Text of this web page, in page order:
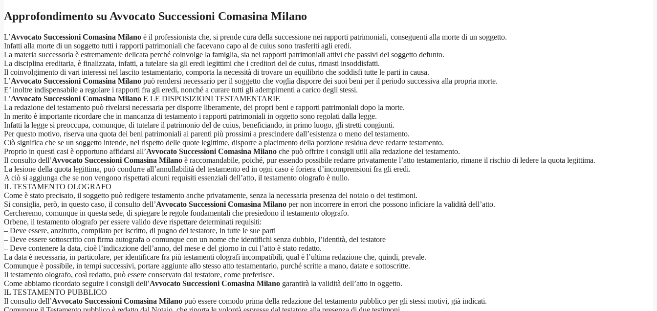
Approfondimento su Avvocato Successioni Comasina Milano
L’Avvocato Successioni Comasina Milano è il professionista che, si prende cura della successione nei rapporti patrimoniali, conseguenti alla morte di un soggetto.
Infatti alla morte di un soggetto tutti i rapporti patrimoniali che facevano capo al de cuius sono trasferiti agli eredi.
La materia successoria è estremamente delicata perché coinvolge la famiglia, sia nei rapporti patrimoniali attivi che passivi del soggetto defunto.
La disciplina ereditaria, è finalizzata, infatti, a tutelare sia gli eredi legittimi che i creditori del de cuius, rimasti insoddisfatti.
Il coinvolgimento di vari interessi nel lascito testamentario, comporta la necessità di trovare un equilibrio che soddisfi tutte le parti in causa.
L’Avvocato Successioni Comasina Milano può rendersi necessario per il soggetto che voglia disporre dei suoi beni per il periodo successiva alla propria morte.
E’ inoltre indispensabile a regolare i rapporti fra gli eredi, nonché a curare tutti gli adempimenti a carico degli stessi.
L’Avvocato Successioni Comasina Milano E LE DISPOSIZIONI TESTAMENTARIE
La redazione del testamento può rivelarsi necessaria per disporre liberamente, dei propri beni e rapporti patrimoniali dopo la morte.
In merito è importante ricordare che in mancanza di testamento i rapporti patrimoniali in oggetto sono regolati dalla legge.
Infatti la legge si preoccupa, comunque, di tutelare il patrimonio del de cuius, beneficiando, in primo luogo, gli stretti congiunti.
Per questo motivo, riserva una quota dei beni patrimoniali ai parenti più prossimi a prescindere dall’esistenza o meno del testamento.
Ciò significa che se un soggetto intende, nel rispetto delle quote legittime, disporre a piacimento della porzione residua deve redarre testamento.
Proprio in questi casi è opportuno affidarsi all’Avvocato Successioni Comasina Milano che può offrire i consigli utili alla redazione del testamento.
Il consulto dell’Avvocato Successioni Comasina Milano è raccomandabile, poiché, pur essendo possibile redarre privatamente l’atto testamentario, rimane il rischio di ledere la quota legittima.
La lesione della quota legittima, può condurre all’annullabilità del testamento ed in ogni caso è foriera d’incomprensioni fra gli eredi.
A ciò si aggiunga che se non vengono rispettati alcuni requisiti essenziali dell’atto, il testamento olografo è nullo.
IL TESTAMENTO OLOGRAFO
Come è stato precisato, il soggetto può redigere testamento anche privatamente, senza la necessaria presenza del notaio o dei testimoni.
Si consiglia, però, in questo caso, il consulto dell’Avvocato Successioni Comasina Milano per non incorrere in errori che possono inficiare la validità dell’atto.
Cercheremo, comunque in questa sede, di spiegare le regole fondamentali che presiedono il testamento olografo.
Orbene, il testamento olografo per essere valido deve rispettare determinati requisiti:
– Deve essere, anzitutto, compilato per iscritto, di pugno del testatore, in tutte le sue parti
– Deve essere sottoscritto con firma autografa o comunque con un nome che identifichi senza dubbio, l’identità, del testatore
– Deve contenere la data, cioè l’indicazione dell’anno, del mese e del giorno in cui l’atto è stato redatto.
La data è necessaria, in particolare, per identificare fra più testamenti olografi incompatibili, qual è l’ultima redazione che, quindi, prevale.
Comunque è possibile, in tempi successivi, portare aggiunte allo stesso atto testamentario, purché scritte a mano, datate e sottoscritte.
Il testamento olografo, così redatto, può essere conservato dal testatore, come preferisce.
Come abbiamo ricordato seguire i consigli dell’Avvocato Successioni Comasina Milano garantirà la validità dell’atto in oggetto.
IL TESTAMENTO PUBBLICO
Il consulto dell’Avvocato Successioni Comasina Milano può essere comodo prima della redazione del testamento pubblico per gli stessi motivi, già indicati.